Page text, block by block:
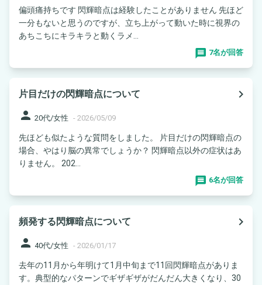
偏頭痛持ちです 閃輝暗点は経験したことがありません 先ほど
一分もないと思うのですが、立ち上がって動いた時に視界の
あちこちにキラキラと動くラメ...
7名が回答
片目だけの閃輝暗点について
navigate_next
person 20代/女性 - 2026/05/09
先ほども似たような質問をしました。 片目だけの閃輝暗点の
場合、やはり脳の異常でしょうか？ 閃輝暗点以外の症状はあ
りません。 202...
6名が回答
頻発する閃輝暗点について
navigate_next
person 40代/女性 - 2026/01/17
去年の11月から年明けて1月中旬まで11回閃輝暗点がありま
す。典型的なパターンでギザギザがだんだん大きくなり、30